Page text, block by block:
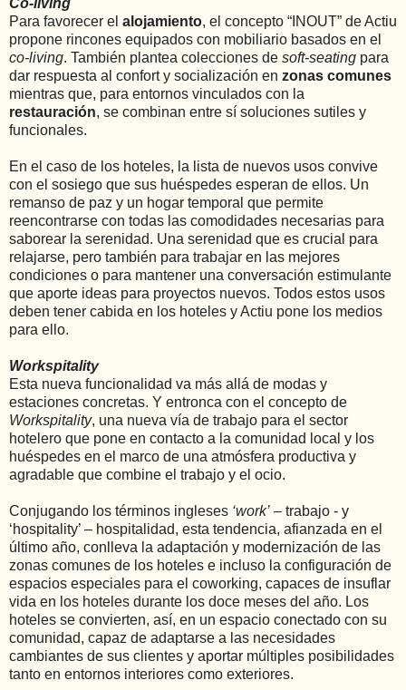
Co-living
Para favorecer el alojamiento, el concepto “INOUT” de Actiu
propone rincones equipados con mobiliario basados en el
co-living. También plantea colecciones de soft-seating para
dar respuesta al confort y socialización en zonas comunes
mientras que, para entornos vinculados con la
restauración, se combinan entre sí soluciones sutiles y
funcionales.
En el caso de los hoteles, la lista de nuevos usos convive
con el sosiego que sus huéspedes esperan de ellos. Un
remanso de paz y un hogar temporal que permite
reencontrarse con todas las comodidades necesarias para
saborear la serenidad. Una serenidad que es crucial para
relajarse, pero también para trabajar en las mejores
condiciones o para mantener una conversación estimulante
que aporte ideas para proyectos nuevos. Todos estos usos
deben tener cabida en los hoteles y Actiu pone los medios
para ello.
Workspitality
Esta nueva funcionalidad va más allá de modas y
estaciones concretas. Y entronca con el concepto de
Workspitality, una nueva vía de trabajo para el sector
hotelero que pone en contacto a la comunidad local y los
huéspedes en el marco de una atmósfera productiva y
agradable que combine el trabajo y el ocio.
Conjugando los términos ingleses ‘work’ – trabajo - y
‘hospitality’ – hospitalidad, esta tendencia, afianzada en el
último año, conlleva la adaptación y modernización de las
zonas comunes de los hoteles e incluso la configuración de
espacios especiales para el coworking, capaces de insuflar
vida en los hoteles durante los doce meses del año. Los
hoteles se convierten, así, en un espacio conectado con su
comunidad, capaz de adaptarse a las necesidades
cambiantes de sus clientes y aportar múltiples posibilidades
tanto en entornos interiores como exteriores.